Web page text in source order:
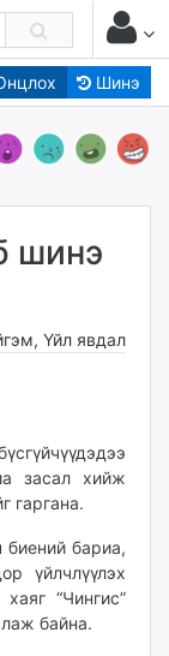
Шинэ
шинэ
, Үйл явдал
засал хийж
гаргана.
бариа,
үйлчлүүлэх
“Чингис”
байна.